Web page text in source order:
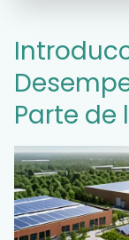
Parte de